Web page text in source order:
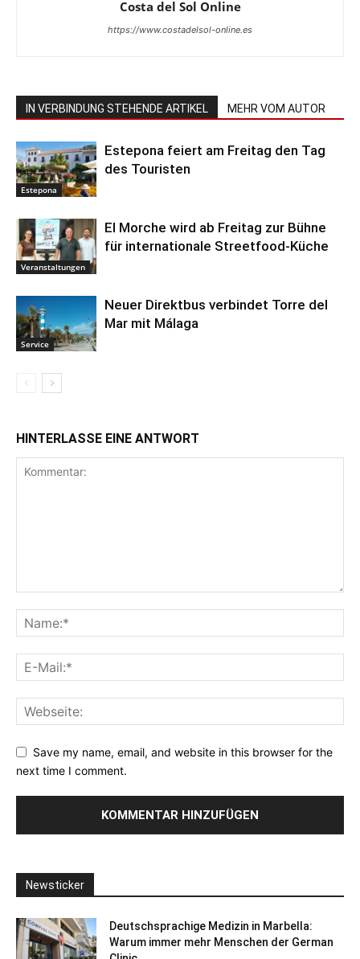
Costa del Sol Online
https://www.costadelsol-online.es
IN VERBINDUNG STEHENDE ARTIKEL MEHR VOM AUTOR
Estepona
Estepona feiert am Freitag den Tag
des Touristen
Veranstaltungen
El Morche wird ab Freitag zur Bühne
für internationale Streetfood-Küche
Service
Neuer Direktbus verbindet Torre del
Mar mit Málaga
HINTERLASSE EINE ANTWORT
Save my name, email, and website in this browser for the
next time I comment.
Newsticker
Deutschsprachige Medizin in Marbella:
Warum immer mehr Menschen der German